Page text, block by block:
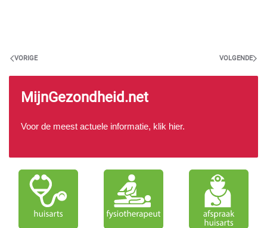
VORIGE VOLGENDE
MijnGezondheid.net
Voor de meest actuele informatie, klik hier.